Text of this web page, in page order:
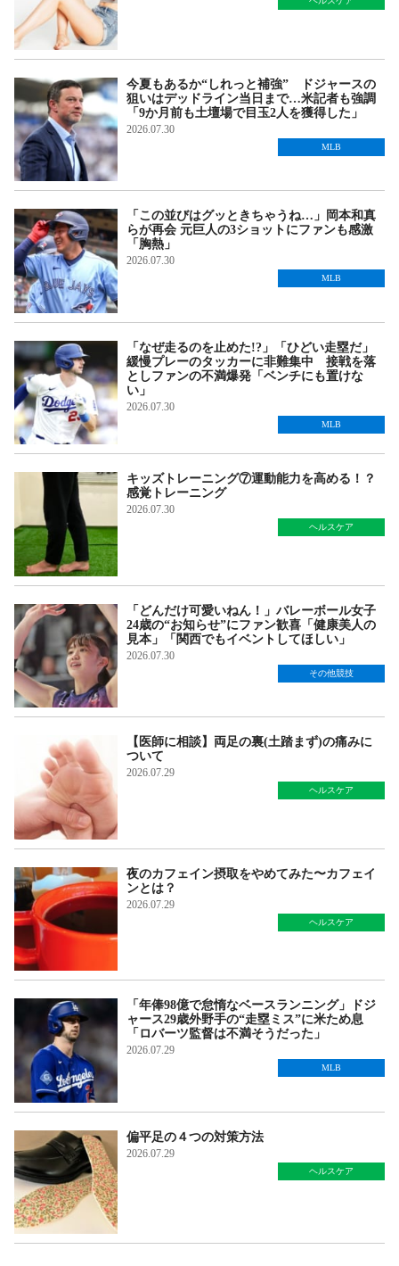
今夏もあるか“しれっと補強” ドジャースの
狙いはデッドライン当日まで…米記者も強調
「9か月前も土壇場で目玉2人を獲得した」
2026.07.30
MLB
「この並びはグッときちゃうね…」岡本和真
らが再会 元巨人の3ショットにファンも感激
「胸熱」
2026.07.30
MLB
「なぜ走るのを止めた!?」「ひどい走塁だ」
緩慢プレーのタッカーに非難集中 接戦を落
としファンの不満爆発「ベンチにも置けな
い」
2026.07.30
MLB
キッズトレーニング⑦運動能力を高める！？
感覚トレーニング
2026.07.30
ヘルスケア
「どんだけ可愛いねん！」バレーボール女子
24歳の“お知らせ”にファン歓喜「健康美人の
見本」「関西でもイベントしてほしい」
2026.07.30
その他競技
【医師に相談】両足の裏(土踏まず)の痛みに
ついて
2026.07.29
ヘルスケア
夜のカフェイン摂取をやめてみた〜カフェイ
ンとは？
2026.07.29
ヘルスケア
「年俸98億で怠惰なベースランニング」ドジ
ャース29歳外野手の“走塁ミス”に米ため息
「ロバーツ監督は不満そうだった」
2026.07.29
MLB
偏平足の４つの対策方法
2026.07.29
ヘルスケア